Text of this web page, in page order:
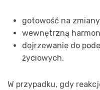
gotowość na
wewnętrzną
dojrzewanie do
życiowych.
W przypadku, gdy